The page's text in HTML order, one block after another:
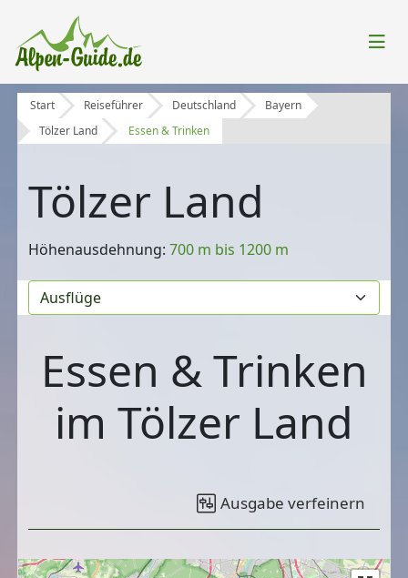
Start Reiseführer Deutschland
Bayern
Tölzer Land
Essen & Trinken
Tölzer Land
Höhenausdehnung:700 m bis 1200 m
Essen & Trinken
im Tölzer Land
Ausgabe verfeinern